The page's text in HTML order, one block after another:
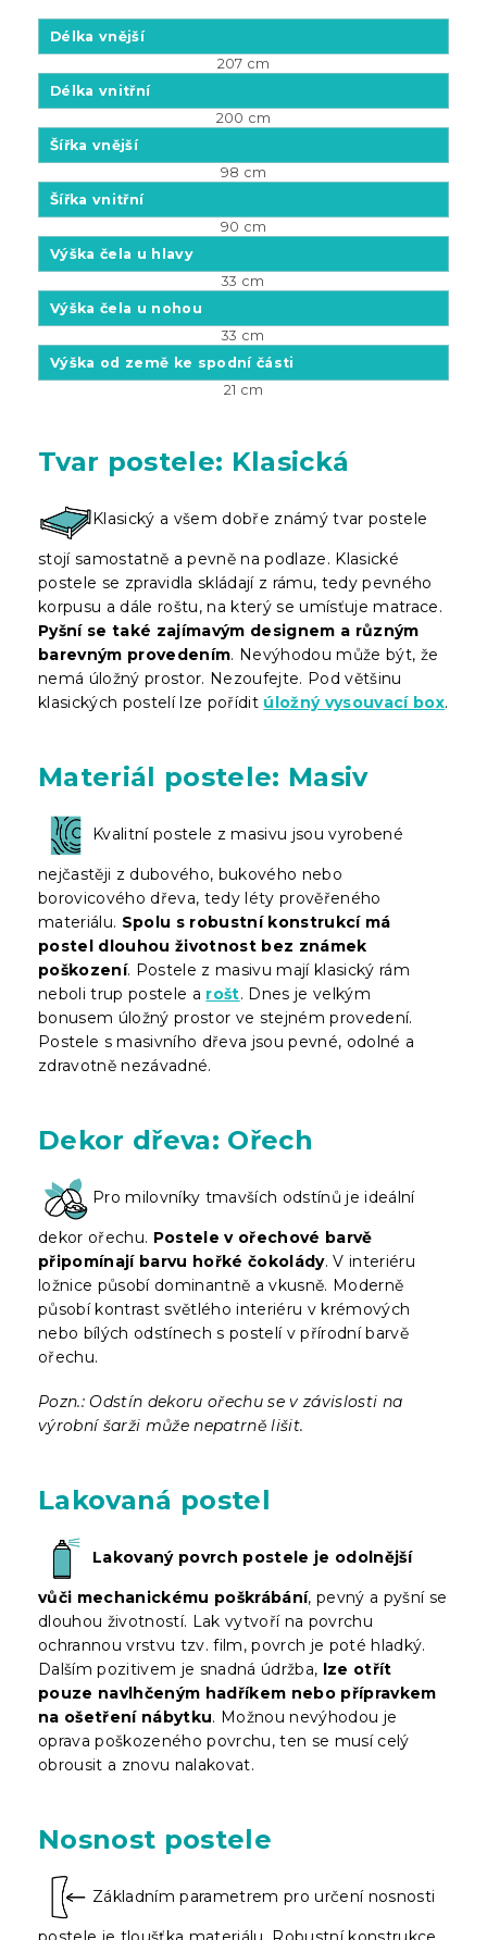
Délka vnější
207 cm
Délka vnitřní
200 cm
Šířka vnější
98 cm
Šířka vnitřní
90 cm
Výška čela u hlavy
33 cm
Výška čela u nohou
33 cm
Výška od země ke spodní části
21 cm
Tvar postele: Klasická
Klasický a všem dobře známý tvar postele
stojí samostatně a pevně na podlaze. Klasické
postele se zpravidla skládají z rámu, tedy pevného
korpusu a dále roštu, na který se umísťuje matrace.
Pyšní se také zajímavým designem a různým
barevným provedením. Nevýhodou může být, že
nemá úložný prostor. Nezoufejte. Pod většinu
klasických postelí lze pořídit úložný vysouvací box.
Materiál postele: Masiv
Kvalitní postele z masivu jsou vyrobené
nejčastěji z dubového, bukového nebo
borovicového dřeva, tedy léty prověřeného
materiálu. Spolu s robustní konstrukcí má
postel dlouhou životnost bez známek
poškození. Postele z masivu mají klasický rám
neboli trup postele a rošt. Dnes je velkým
bonusem úložný prostor ve stejném provedení.
Postele s masivního dřeva jsou pevné, odolné a
zdravotně nezávadné.
Dekor dřeva: Ořech
Pro milovníky tmavších odstínů je ideální
dekor ořechu. Postele v ořechové barvě
připomínají barvu hořké čokolády. V interiéru
ložnice působí dominantně a vkusně. Moderně
působí kontrast světlého interiéru v krémových
nebo bílých odstínech s postelí v přírodní barvě
ořechu.
Pozn.: Odstín dekoru ořechu se v závislosti na
výrobní šarži může nepatrně lišit.
Lakovaná postel
Lakovaný povrch postele je odolnější
vůči mechanickému poškrábání, pevný a pyšní se
dlouhou životností. Lak vytvoří na povrchu
ochrannou vrstvu tzv. film, povrch je poté hladký.
Dalším pozitivem je snadná údržba, lze otřít
pouze navlhčeným hadříkem nebo přípravkem
na ošetření nábytku. Možnou nevýhodou je
oprava poškozeného povrchu, ten se musí celý
obrousit a znovu nalakovat.
Nosnost postele
Základním parametrem pro určení nosnosti